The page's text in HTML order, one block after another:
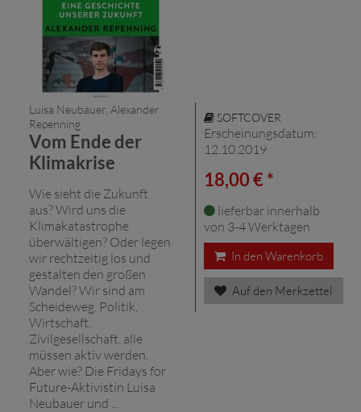
Luisa Neubauer, Alexander
Repenning
Vom Ende der
Klimakrise
Wie sieht die Zukunft
aus? Wird uns die
Klimakatastrophe
überwältigen? Oder legen
wir rechtzeitig los und
gestalten den großen
Wandel? Wir sind am
Scheideweg. Politik,
Wirtschaft,
Zivilgesellschaft, alle
müssen aktiv werden.
Aber wie? Die Fridays for
Future-Aktivistin Luisa
Neubauer und ...
SOFTCOVER
Erscheinungsdatum:
12.10.2019
18,00 € *
lieferbar innerhalb
von 3-4 Werktagen
In den Warenkorb
Auf den Merkzettel